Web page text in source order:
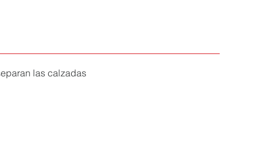
las calzadas